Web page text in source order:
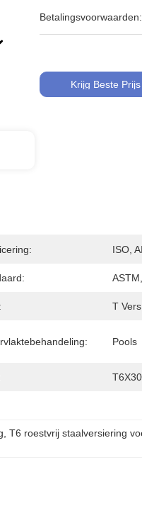
Betalingsvoorwaarden:
Krijg Beste Prijs
ISO,
T
Pools
, T6 roestvrij staalversiering